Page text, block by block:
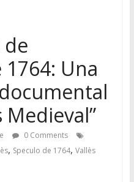
de
1764: Una
0 Comments
, Speculo de 1764, Vallès